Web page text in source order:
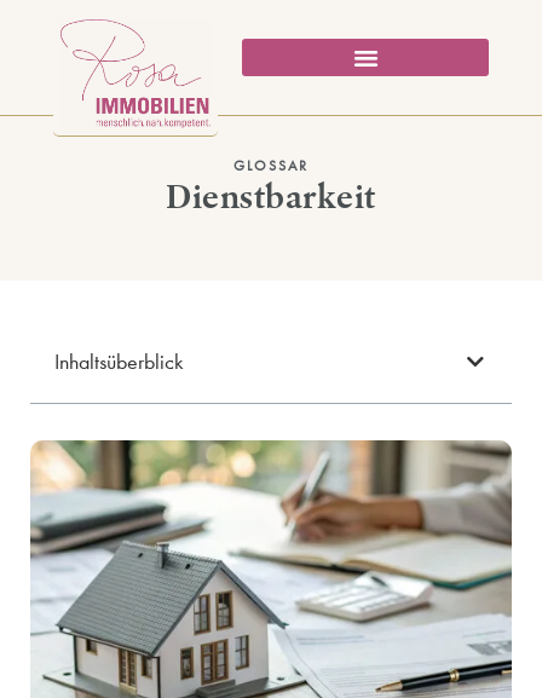
GLOSSAR
Dienstbarkeit
Inhaltsüberblick